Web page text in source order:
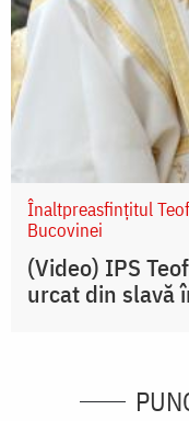
Înaltpreasfințitul
Bucovinei
(Video) IPS
urcat din slavă